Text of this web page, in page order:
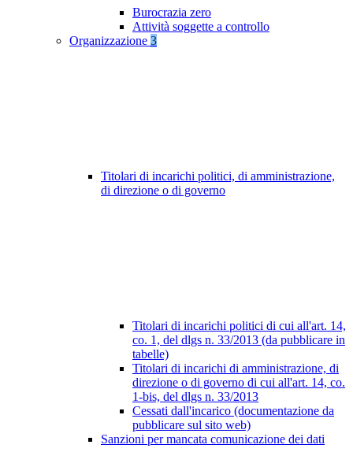
Burocrazia zero
Attività soggette a controllo
Organizzazione 3
Titolari di incarichi politici, di amministrazione,
di direzione o di governo
Titolari di incarichi politici di cui all'art. 14,
co. 1, del dlgs n. 33/2013 (da pubblicare in
tabelle)
Titolari di incarichi di amministrazione, di
direzione o di governo di cui all'art. 14, co.
1-bis, del dlgs n. 33/2013
Cessati dall'incarico (documentazione da
pubblicare sul sito web)
Sanzioni per mancata comunicazione dei dati